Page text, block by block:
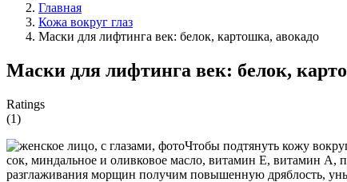
Главная
Кожа вокруг глаз
Маски для лифтинга век: белок, картошка, авокадо
Маски для лифтинга век: белок,
Ratings
(1)
Чтобы подтянуть кожу
сок, миндальное и оливковое масло, витамин Е, витамин А,
разглаживания морщин получим повышенную дряблость,